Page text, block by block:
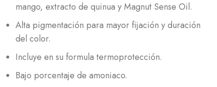
mango, extracto de quinua y Magnut Sense Oil.
Alta pigmentación para mayor fijación y duración
del color.
Incluye en su formula termoprotección.
Bajo porcentaje de amoniaco.